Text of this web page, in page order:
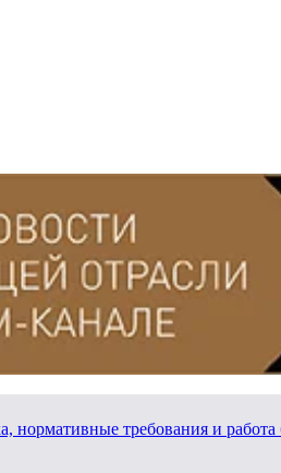
нормативные требования и